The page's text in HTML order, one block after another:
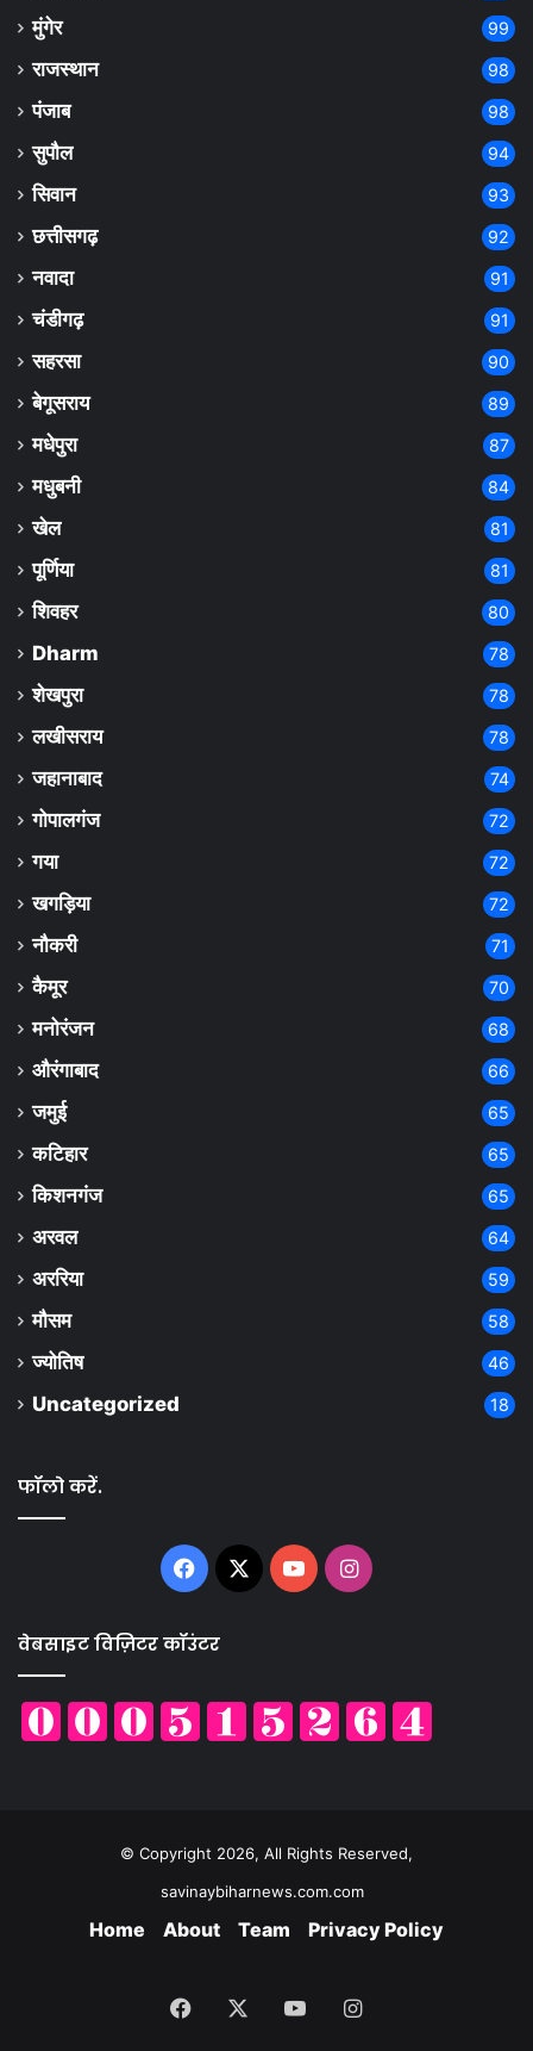
मुंगेर 99
राजस्थान 98
पंजाब 98
सुपौल 94
सिवान 93
छत्तीसगढ़ 92
नवादा 91
चंडीगढ़ 91
सहरसा 90
बेगूसराय 89
मधेपुरा 87
मधुबनी 84
खेल 81
पूर्णिया 81
शिवहर 80
Dharm 78
शेखपुरा 78
लखीसराय 78
जहानाबाद 74
गोपालगंज 72
गया 72
खगड़िया 72
नौकरी 71
कैमूर 70
मनोरंजन 68
औरंगाबाद 66
जमुई 65
कटिहार 65
किशनगंज 65
अरवल 64
अररिया 59
मौसम 58
ज्योतिष 46
Uncategorized 18
फॉलो करें.
Facebook
X YouTubeInstagram
वेबसाइट विज़िटर कॉउंटर
© Copyright 2026, All Rights Reserved,
savinaybiharnews.com.com
Home About Team Privacy Policy
Facebook YouTubeInstagram